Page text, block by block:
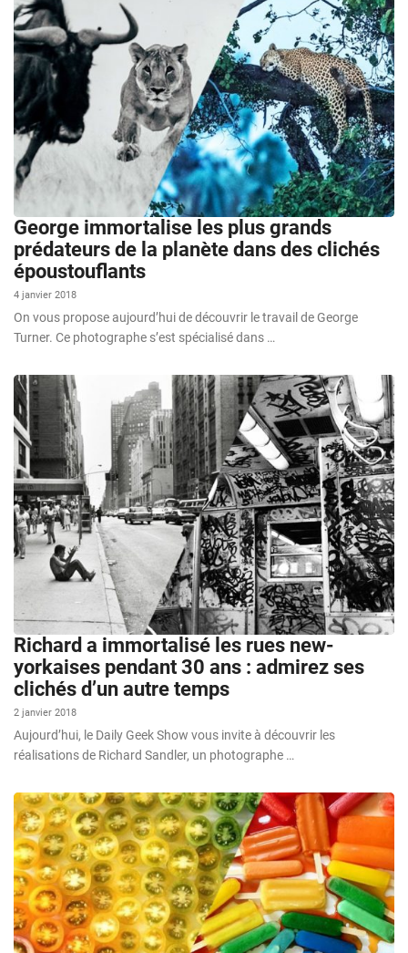
George immortalise les plus grands
prédateurs de la planète dans des clichés
époustouflants
4 janvier 2018
On vous propose aujourd’hui de découvrir le travail de George
Turner. Ce photographe s’est spécialisé dans …
Richard a immortalisé les rues new-
yorkaises pendant 30 ans : admirez ses
clichés d’un autre temps
2 janvier 2018
Aujourd’hui, le Daily Geek Show vous invite à découvrir les
réalisations de Richard Sandler, un photographe …